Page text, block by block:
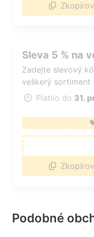
Sleva 5 % na
Zadejte slevový
veškerý sortiment
Platilo do 31.
Podobné